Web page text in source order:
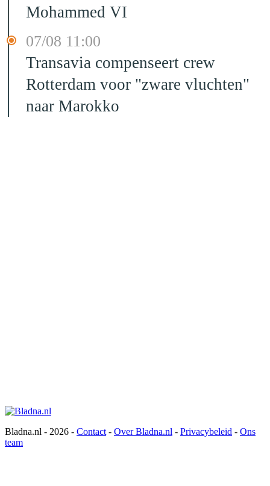
Mohammed VI
07/08 11:00
Transavia compenseert crew
Rotterdam voor "zware vluchten"
naar Marokko
Bladna.nl - 2026 - Contact - Over Bladna.nl - Privacybeleid - Ons
team